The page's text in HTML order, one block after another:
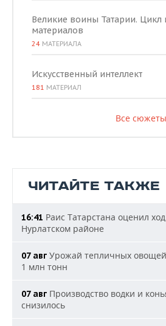
Великие воины Татарии. Цикл
материалов
24 МАТЕРИАЛА
Искусственный интеллект
181 МАТЕРИАЛ
Все сюжеты
ЧИТАЙТЕ ТАКЖЕ
16:41 Раис Татарстана оценил
Нурлатском районе
07 авг Урожай тепличных
1 млн тонн
07 авг Производство водки и
снизилось